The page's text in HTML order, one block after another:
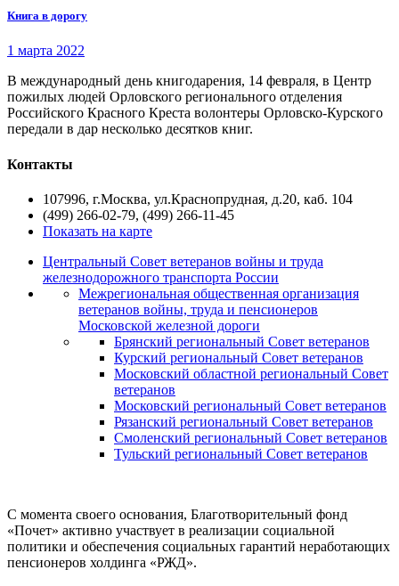
Книга в дорогу
1 марта 2022
В международный день книгодарения, 14 февраля, в Центр
пожилых людей Орловского регионального отделения
Российского Красного Креста волонтеры Орловско-Курского
передали в дар несколько десятков книг.
Контакты
107996, г.Москва, ул.Краснопрудная, д.20, каб. 104
(499) 266-02-79, (499) 266-11-45
Показать на карте
Центральный Совет ветеранов войны и труда
железнодорожного транспорта России
Межрегиональная общественная организация
ветеранов войны, труда и пенсионеров
Московской железной дороги
Брянский региональный Совет ветеранов
Курский региональный Совет ветеранов
Московский областной региональный Совет
ветеранов
Московский региональный Совет ветеранов
Рязанский региональный Совет ветеранов
Смоленский региональный Совет ветеранов
Тульский региональный Совет ветеранов
С момента своего основания, Благотворительный фонд
«Почет» активно участвует в реализации социальной
политики и обеспечения социальных гарантий неработающих
пенсионеров холдинга «РЖД».